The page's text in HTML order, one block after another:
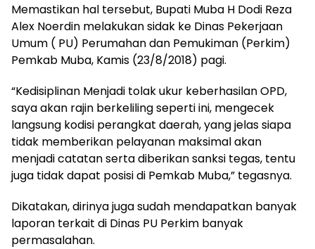
Memastikan hal tersebut, Bupati Muba H Dodi Reza
Alex Noerdin melakukan sidak ke Dinas Pekerjaan
Umum ( PU) Perumahan dan Pemukiman (Perkim)
Pemkab Muba, Kamis (23/8/2018) pagi.
“Kedisiplinan Menjadi tolak ukur keberhasilan OPD,
saya akan rajin berkeliling seperti ini, mengecek
langsung kodisi perangkat daerah, yang jelas siapa
tidak memberikan pelayanan maksimal akan
menjadi catatan serta diberikan sanksi tegas, tentu
juga tidak dapat posisi di Pemkab Muba,” tegasnya.
Dikatakan, dirinya juga sudah mendapatkan banyak
laporan terkait di Dinas PU Perkim banyak
permasalahan.